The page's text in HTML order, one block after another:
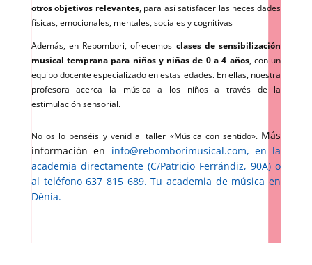
otros objetivos relevantes, para así satisfacer las necesidades
físicas, emocionales, mentales, sociales y cognitivas
Además, en Rebombori, ofrecemos clases de sensibilización
musical temprana para niños y niñas de 0 a 4 años, con un
equipo docente especializado en estas edades. En ellas, nuestra
profesora acerca la música a los niños a través de la
estimulación sensorial.
No os lo penséis y venid al taller «Música con sentido». Más
información en info@rebomborimusical.com, en la
academia directamente (C/Patricio Ferrándiz, 90A) o
al teléfono 637 815 689. Tu academia de música en
Dénia.